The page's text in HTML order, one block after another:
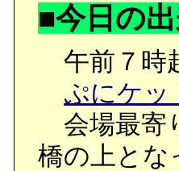
■今日の
午前７時
ぷにケッ
会場最寄
橋の上とな